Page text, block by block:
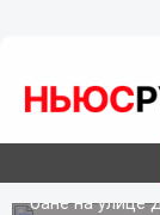
Из-за
погибли
области
бане на улице